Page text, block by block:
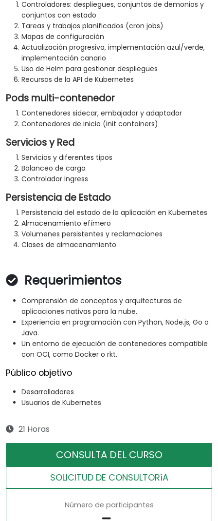
Controladores: despliegues, conjuntos de demonios y
conjuntos con estado
Tareas y trabajos planificados (cron jobs)
Mapas de configuración
Actualización progresiva, implementación azul/verde,
implementación canario
Uso de Helm para gestionar despliegues
Recursos de la API de Kubernetes
Pods multi-contenedor
Contenedores sidecar, embajador y adaptador
Contenedores de inicio (init containers)
Servicios y Red
Servicios y diferentes tipos
Balanceo de carga
Controlador Ingress
Persistencia de Estado
Persistencia del estado de la aplicación en Kubernetes
Almacenamiento efímero
Volumenes persistentes y reclamaciones
Clases de almacenamiento
Requerimientos
Comprensión de conceptos y arquitecturas de
aplicaciones nativas para la nube.
Experiencia en programación con Python, Node.js, Go o
Java.
Un entorno de ejecución de contenedores compatible
con OCI, como Docker o rkt.
Público objetivo
Desarrolladores
Usuarios de Kubernetes
21 Horas
CONSULTA DEL CURSO
SOLICITUD DE CONSULTORíA
Número de participantes